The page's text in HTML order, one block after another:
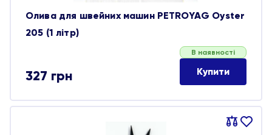
Олива для швейних машин PETROYAG Oyster
205 (1 літр)
327 грн
В наявності
Купити
Порівняти
В